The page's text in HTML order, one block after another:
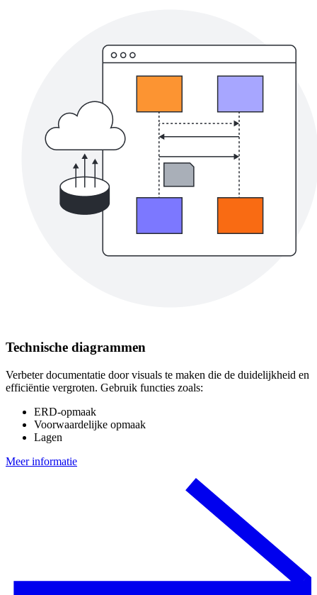
Technische diagrammen
Verbeter documentatie door visuals te maken die de duidelijkheid en
efficiëntie vergroten. Gebruik functies zoals:
ERD-opmaak
Voorwaardelijke opmaak
Lagen
Meer informatie